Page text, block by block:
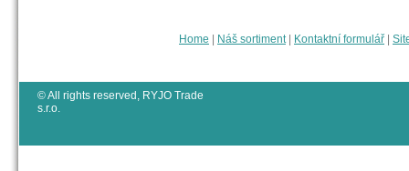
Home Náš sortiment| Kontaktní formulář
© All rights reserved, RYJO Trade
s.r.o.